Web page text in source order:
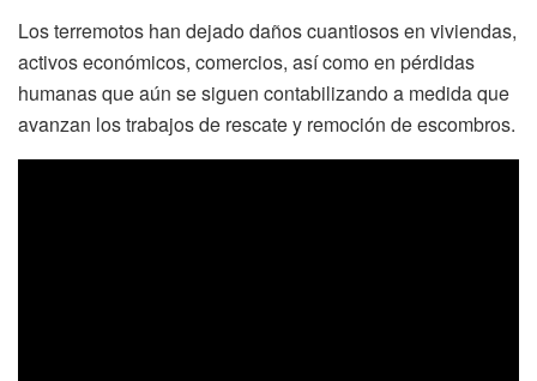
Los terremotos han dejado daños cuantiosos en viviendas,
activos económicos, comercios, así como en pérdidas
humanas que aún se siguen contabilizando a medida que
avanzan los trabajos de rescate y remoción de escombros.